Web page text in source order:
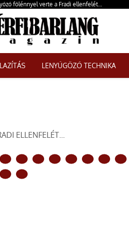
fölénnyel verte a Fradi ellenfelét…
LENYŰGÖZŐ TECHNIKA
ELLENFELÉT…